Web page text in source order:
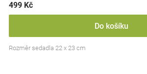
499 Kč
Do košíku
Rozměr sedadla 22 x 23 cm